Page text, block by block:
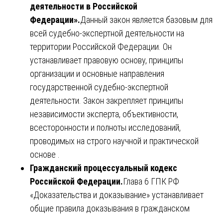
деятельности в Российской
Федерации».Данный закон является базовым для
всей судебно-экспертной деятельности на
территории Российской Федерации. Он
устанавливает правовую основу, принципы
организации и основные направления
государственной судебно-экспертной
деятельности. Закон закрепляет принципы
независимости эксперта, объективности,
всесторонности и полноты исследований,
проводимых на строго научной и практической
основе .
Гражданский процессуальный кодекс
Российской Федерации.Глава 6 ГПК РФ
«Доказательства и доказывание» устанавливает
общие правила доказывания в гражданском